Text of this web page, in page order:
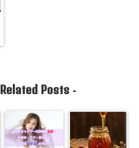
Related Posts-